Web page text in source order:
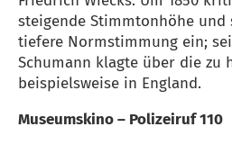
steigende Stimmtonhöhe und
tiefere Normstimmung ein;
Schumann klagte über die zu
beispielsweise in England.
Museumskino – Polizeiruf 110